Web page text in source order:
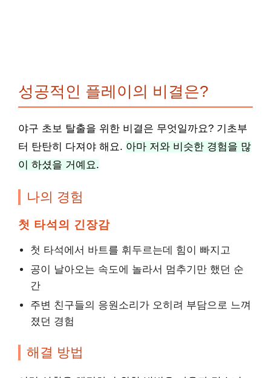
성공적인 플레이의 비결은?
야구 초보 탈출을 위한 비결은 무엇일까요? 기초부
터 탄탄히 다져야 해요. 아마 저와 비슷한 경험을 많
이 하셨을 거예요.
나의 경험
첫 타석의 긴장감
첫 타석에서 바트를 휘두르는데 힘이 빠지고
공이 날아오는 속도에 놀라서 멈추기만 했던 순
간
주변 친구들의 응원소리가 오히려 부담으로 느껴
졌던 경험
해결 방법